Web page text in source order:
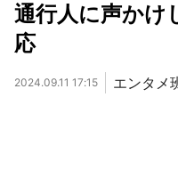
通行人に声かけ
応
2024.09.11 17:15 エンタメ